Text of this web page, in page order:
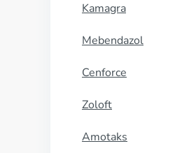
Kamagra
Mebendazol
Cenforce
Zoloft
Amotaks